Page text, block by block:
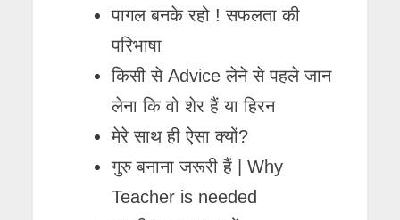
पागल बनके रहो ! सफलता की
परिभाषा
किसी से Advice लेने से पहले जान
लेना कि वो शेर हैं या हिरन
मेरे साथ ही ऐसा क्यों?
गुरु बनाना जरूरी हैं | Why
Teacher is needed